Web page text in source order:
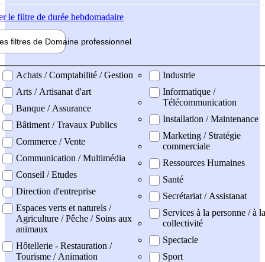
le filtre de durée hebdomadaire
filtres de Domaine professionnel
professionel
Achats / Comptabilité / Gestion
Arts / Artisanat d'art
Banque / Assurance
Bâtiment / Travaux Publics
Commerce / Vente
Communication / Multimédia
Conseil / Etudes
Direction d'entreprise
Espaces verts et naturels /
Agriculture / Pêche / Soins aux
animaux
Hôtellerie - Restauration /
Tourisme / Animation
Industrie
Informatique /
Télécommunication
Installation / Maintenance
Marketing / Stratégie
commerciale
Ressources Humaines
Santé
Secrétariat / Assistanat
Services à la personne / à la
collectivité
Spectacle
Sport